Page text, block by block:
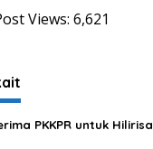
Views: 6,621
PKKPR untuk